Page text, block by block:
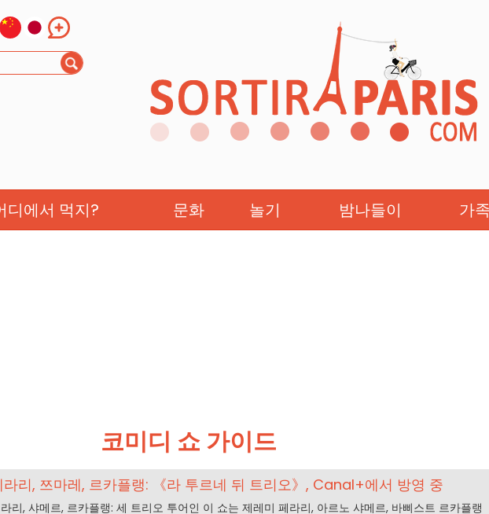
디에서 먹지? 문화 놀기 밤나들이 가
코미디 쇼 가이드
라리, 쯔마레, 르카플랭: 《라 투르네 뒤 트리오》, Canal+에서 방영 중
리, 샤메르, 르카플랭: 세 트리오 투어인 이 쇼는 제레미 페라리, 아르노 샤메르, 바삐스트 르카플랭